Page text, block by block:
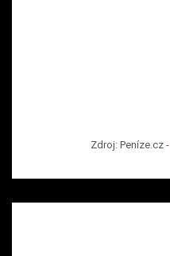
Zdroj: Peníze.cz -